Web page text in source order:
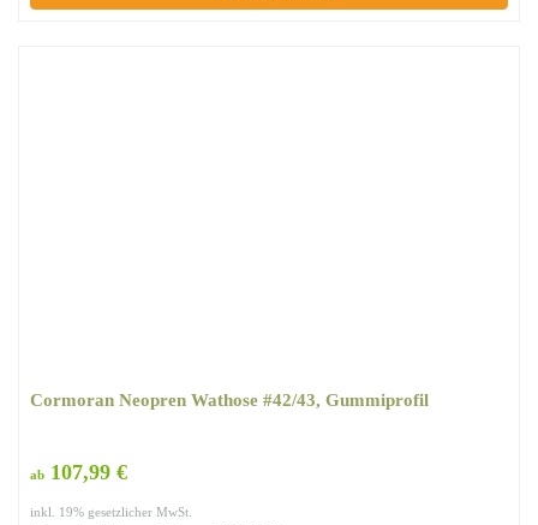
Cormoran Neopren Wathose #42/43, Gummiprofil
ab 107,99 €
inkl. 19% gesetzlicher MwSt.